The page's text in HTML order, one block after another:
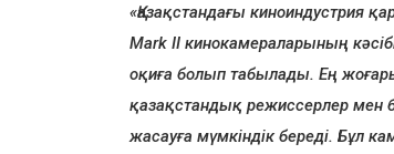
«Қазақстандағы киноиндустрия
Mark II кинокамераларының
оқиға болып табылады. Ең
қазақстандық режиссерлер мен
жасауға мүмкіндік береді. Бұл